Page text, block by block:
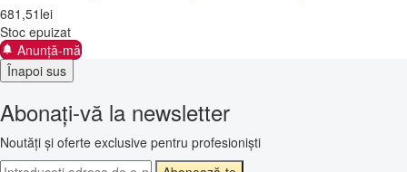
681 ,51 lei
Stoc epuizat
Anunță-mă
Înapoi sus
Abonați-vă la newsletter
Noutăți și oferte exclusive pentru profesioniști